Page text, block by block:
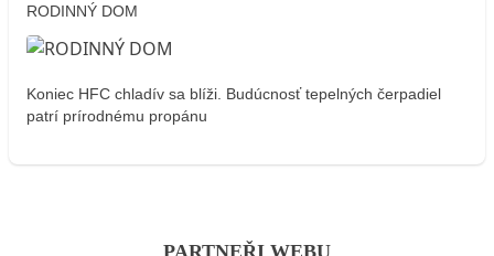
RODINNÝ DOM
Koniec HFC chladív sa blíži. Budúcnosť tepelných čerpadiel
patrí prírodnému propánu